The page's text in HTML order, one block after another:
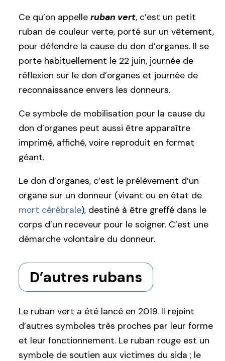
Ce qu’on appelle ruban vert, c’est un petit
ruban de couleur verte, porté sur un vêtement,
pour défendre la cause du don d’organes. Il se
porte habituellement le 22 juin, journée de
réflexion sur le don d’organes et journée de
reconnaissance envers les donneurs.
Ce symbole de mobilisation pour la cause du
don d’organes peut aussi être apparaître
imprimé, affiché, voire reproduit en format
géant.
Le don d’organes, c’est le prélèvement d’un
organe sur un donneur (vivant ou en état de
mort cérébrale), destiné à être greffé dans le
corps d’un receveur pour le soigner. C’est une
démarche volontaire du donneur.
D’autres rubans
Le ruban vert a été lancé en 2019. Il rejoint
d’autres symboles très proches par leur forme
et leur fonctionnement. Le ruban rouge est un
symbole de soutien aux victimes du sida ; le